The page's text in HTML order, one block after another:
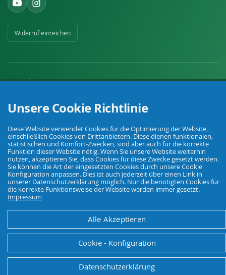
Widerruf einreichen
Ihr Fachhandel für Landwirtschaft, Viehhaltung, Haus, Hof und Garten.
© Agrarking. Alle Rechte vorbehalten.
AGB Datenschutz WiderrufsbelehrungImpressum
Unsere Cookie Richtlinie
Diese Website verwendet Cookies für die Optimierung der Website,
einschließlich Cookies von Drittanbietern. Diese dienen funktionalen,
statistischen und Komfort-Zwecken, sind aber auch für die korrekte
Funktion dieser Website nötig. Wenn Sie unsere Website weiterhin
nutzen, akzeptieren Sie, dass Cookies für diese Zwecke gesetzt werden.
Sie können die Art der eingesetzten Cookies durch unsere Cookie
Konfiguration anpassen. Dies ist auch jederzeit über einen Link in
unserer Datenschutzerklärung möglich. Nur die benötigten Cookies für
die korrekte Funktionsweise der Website werden immer gesetzt.
Impressum
Alle Akzeptieren
Cookie - Konfiguration
Datenschutzerklärung